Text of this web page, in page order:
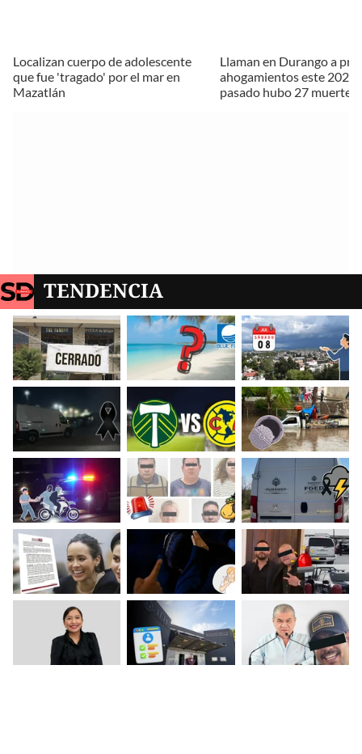
Localizan cuerpo de adolescente
que fue 'tragado' por el mar en
Mazatlán
Llaman en Durango a
ahogamientos este 2026;
pasado hubo 27 muertes
TENDENCIA